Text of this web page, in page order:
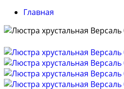
Главная